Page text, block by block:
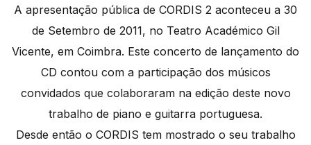
A apresentação pública de CORDIS 2 aconteceu a 30
de Setembro de 2011, no Teatro Académico Gil
Vicente, em Coimbra. Este concerto de lançamento do
CD contou com a participação dos músicos
convidados que colaboraram na edição deste novo
trabalho de piano e guitarra portuguesa.
Desde então o CORDIS tem mostrado o seu trabalho